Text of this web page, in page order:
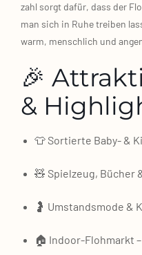
zahl sorgt dafür, dass der
man sich in Ruhe trei­ben
warm, mensch­lich und
🎉
&
👕 Sor­tier­te Baby‑ &
🧸 Spiel­zeug, Bücher
🤰 Umstands­mo­de &
🏠 Indoor‑Flohmarkt